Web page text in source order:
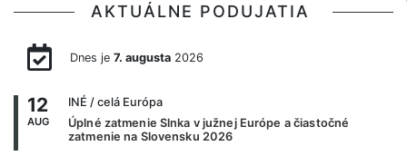
AKTUÁLNE PODUJATIA
Dnes je 7. augusta2026
12
AUG
INÉ / celá Európa
Úplné zatmenie Slnka v južnej Európe a čiastočné
zatmenie na Slovensku 2026